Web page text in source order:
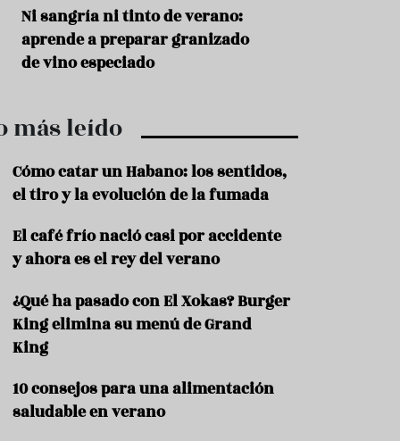
t
o
m
R
e
S
u
d
Ni sangría ni tinto de verano:
aprende a preparar granizado
de vino especiado
más leído
Cómo catar un Habano: los sentidos,
el tiro y la evolución de la fumada
El café frío nació casi por accidente
y ahora es el rey del verano
¿Qué ha pasado con El Xokas? Burger
King elimina su menú de Grand
King
10 consejos para una alimentación
saludable en verano